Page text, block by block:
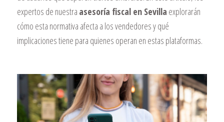
expertos de nuestra asesoría fiscal en Sevilla explorarán
cómo esta normativa afecta a los vendedores y qué
implicaciones tiene para quienes operan en estas plataformas.